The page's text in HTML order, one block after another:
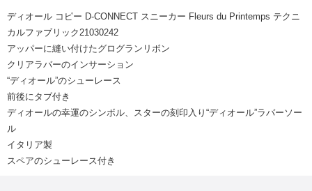
ディオール コピー D-CONNECT スニーカー Fleurs du Printemps テクニ
カルファブリック21030242
アッパーに縫い付けたグログランリボン
クリアラバーのインサーション
“ディオール”のシューレース
前後にタブ付き
ディオールの幸運のシンボル、スターの刻印入り“ディオール”ラバーソー
ル
イタリア製
スペアのシューレース付き